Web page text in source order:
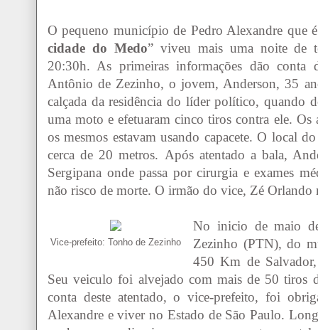
O pequeno município de Pedro Alexandre que
cidade do Medo” viveu mais uma noite de
20:30h. As primeiras informações dão
Antônio de Zezinho, o jovem, Anderson, 35
calçada da residência do líder político, quando
uma moto e efetuaram cinco tiros contra ele.
os mesmos estavam usando capacete. O local
cerca de 20 metros. Após atentado a bala,
Sergipana onde passa por cirurgia e exames
não risco de morte. O irmão do vice, Zé
Vice-prefeito: Tonho de Zezinho
No inicio de maio
Zezinho (PTN), do
450 Km de
Seu veiculo foi alvejado com mais de 50 tiros
conta deste atentado, o vice-prefeito, foi
Alexandre e viver no Estado de São Paulo.